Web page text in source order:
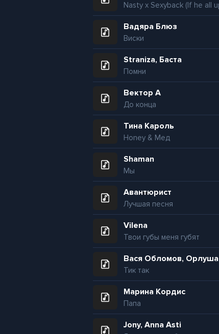
Вадяра Блюз
Виски
Straniza, Баста
Помни
Вектор А
До конца
Тина Кароль
Honey & Мед
Shaman
Мы
Авантюрист
Лучшая песня
Vilena
Твои губы меня губят
Вася Обломов, Орлуша
Тик так
Марина Кордис
Папа
Jony, Anna Asti